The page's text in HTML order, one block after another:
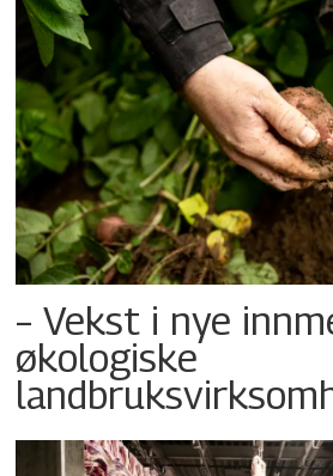
– Vekst i nye
økologiske